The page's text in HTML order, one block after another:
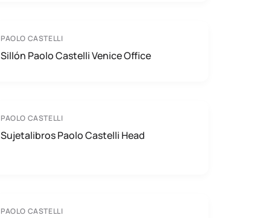
PAOLO CASTELLI
Sillón Paolo Castelli Venice Office
PAOLO CASTELLI
Sujetalibros Paolo Castelli Head
PAOLO CASTELLI